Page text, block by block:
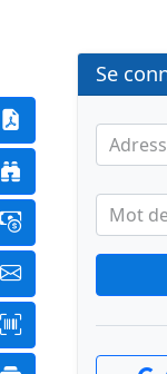
Se
Mot